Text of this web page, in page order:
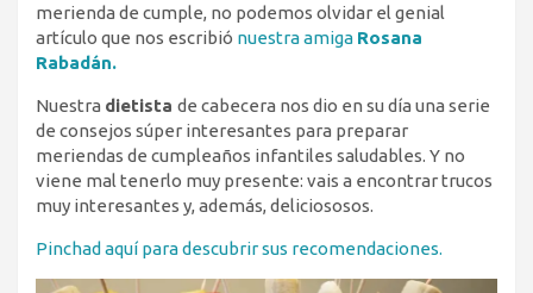
merienda de cumple, no podemos olvidar el genial
artículo que nos escribió nuestra amiga Rosana
Rabadán.
Nuestra dietista de cabecera nos dio en su día una serie
de consejos súper interesantes para preparar
meriendas de cumpleaños infantiles saludables. Y no
viene mal tenerlo muy presente: vais a encontrar trucos
muy interesantes y, además, deliciososos.
Pinchad aquí para descubrir sus recomendaciones.